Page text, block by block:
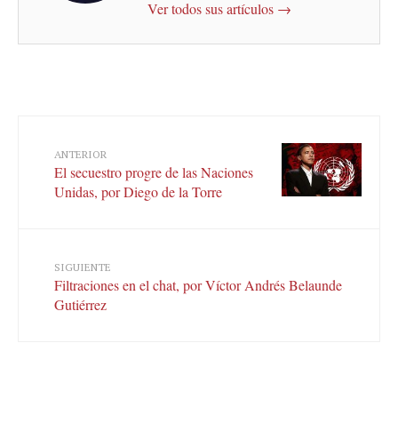
Ver todos sus artículos →
ANTERIOR
El secuestro progre de las Naciones
Unidas, por Diego de la Torre
SIGUIENTE
Filtraciones en el chat, por Víctor Andrés Belaunde
Gutiérrez